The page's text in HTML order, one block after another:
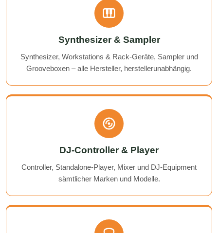
Synthesizer & Sampler
Synthesizer, Workstations & Rack-Geräte, Sampler und
Grooveboxen – alle Hersteller, herstellerunabhängig.
DJ-Controller & Player
Controller, Standalone-Player, Mixer und DJ-Equipment
sämtlicher Marken und Modelle.